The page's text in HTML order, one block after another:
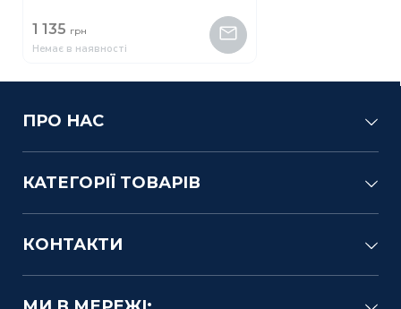
1 135 грн
Немає в наявності
ПРО НАС
КАТЕГОРІЇ ТОВАРІВ
КОНТАКТИ